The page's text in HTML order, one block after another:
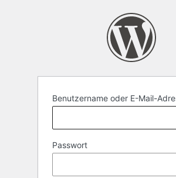
Benutzername oder E-Mail-
Passwort